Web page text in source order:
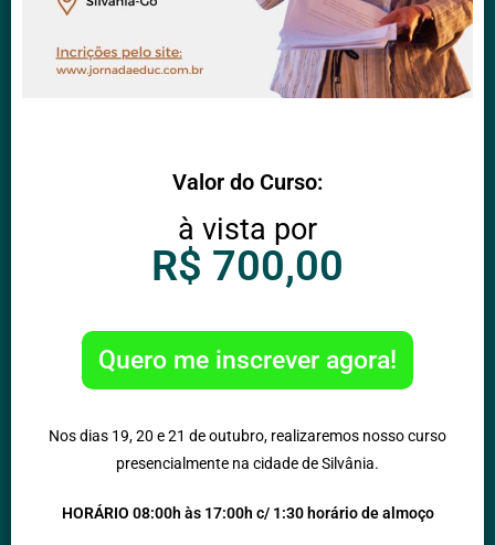
Valor do Curso:
à vista por
R$ 700,00
Quero me inscrever agora!
Nos dias 19, 20 e 21 de outubro, realizaremos nosso curso
presencialmente na cidade de Silvânia.
HORÁRIO 08:00h às 17:00h c/ 1:30 horário de almoço